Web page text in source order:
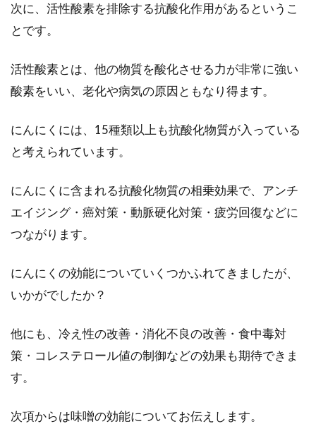
肉と部位の深い関係
の人が、精肉コーナーや焼肉屋のメニューで、
豚の絵を...
桃の種から発芽させて栽培したい！
甘くてジューシーな実をつける桃は、夏が旬の
ングを発表します！
次に、活性酸素を排除する抗酸化作用があるというこ
とです。
活性酸素とは、他の物質を酸化させる力が非常に強い
酸素をいい、老化や病気の原因ともなり得ます。
にんにくには、15種類以上も抗酸化物質が入っている
と考えられています。
にんにくに含まれる抗酸化物質の相乗効果で、アンチ
エイジング・癌対策・動脈硬化対策・疲労回復などに
つながります。
にんにくの効能についていくつかふれてきましたが、
いかがでしたか？
他にも、冷え性の改善・消化不良の改善・食中毒対
策・コレステロール値の制御などの効果も期待できま
す。
次項からは味噌の効能についてお伝えします。